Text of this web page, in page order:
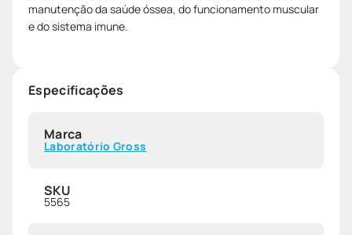
manutenção da saúde óssea, do funcionamento muscular
e do sistema imune.
Especificações
Marca
Laboratório Gross
SKU
5565